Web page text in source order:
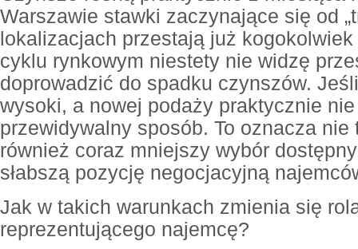
Warszawie stawki zaczynające się od
lokalizacjach przestają już
cyklu rynkowym niestety nie widzę
doprowadzić do spadku czynszów.
wysoki, a nowej podaży praktycznie
przewidywalny sposób. To oznacza
również coraz mniejszy wybór
słabszą pozycję negocjacyjną
Jak w takich warunkach zmienia się
reprezentującego najemcę?